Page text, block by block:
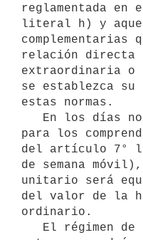
reglamentada
literal h) y
complementarias
relación directa
extraordinaria o
se establezca
estas normas.
para los
del artículo 7°
de semana
unitario será
del valor de la
ordinario.